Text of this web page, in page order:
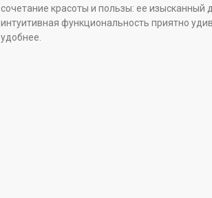
сочетание красоты и пользы: ее изысканный
интуитивная функциональность приятно
удобнее.